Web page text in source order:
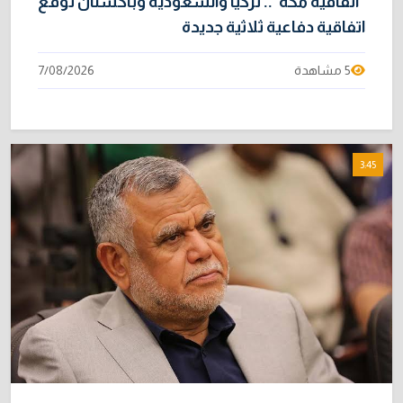
اتفاقية دفاعية ثلاثية جديدة
5 مشاهدة 7/08/2026
3:45